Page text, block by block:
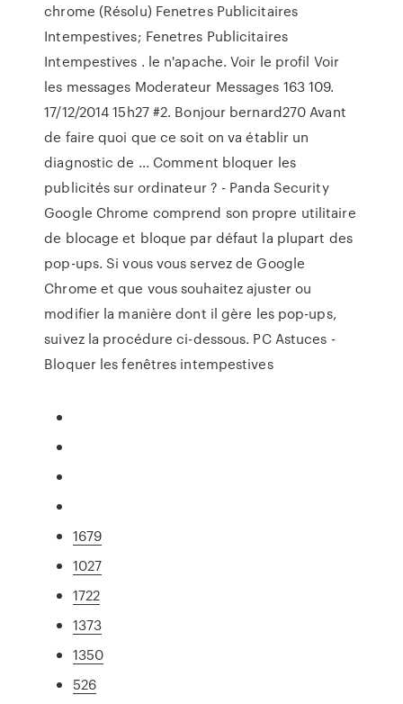
chrome (Résolu) Fenetres Publicitaires
Intempestives; Fenetres Publicitaires
Intempestives . le n'apache. Voir le profil Voir
les messages Moderateur Messages 163 109.
17/12/2014 15h27 #2. Bonjour bernard270 Avant
de faire quoi que ce soit on va établir un
diagnostic de ... Comment bloquer les
publicités sur ordinateur ? - Panda Security
Google Chrome comprend son propre utilitaire
de blocage et bloque par défaut la plupart des
pop-ups. Si vous vous servez de Google
Chrome et que vous souhaitez ajuster ou
modifier la manière dont il gère les pop-ups,
suivez la procédure ci-dessous. PC Astuces -
Bloquer les fenêtres intempestives
1679
1027
1722
1373
1350
526